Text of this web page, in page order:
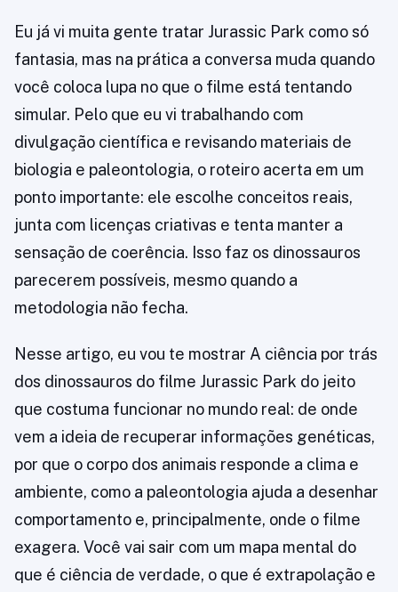
Eu já vi muita gente tratar Jurassic Park como só
fantasia, mas na prática a conversa muda quando
você coloca lupa no que o filme está tentando
simular. Pelo que eu vi trabalhando com
divulgação científica e revisando materiais de
biologia e paleontologia, o roteiro acerta em um
ponto importante: ele escolhe conceitos reais,
junta com licenças criativas e tenta manter a
sensação de coerência. Isso faz os dinossauros
parecerem possíveis, mesmo quando a
metodologia não fecha.
Nesse artigo, eu vou te mostrar A ciência por trás
dos dinossauros do filme Jurassic Park do jeito
que costuma funcionar no mundo real: de onde
vem a ideia de recuperar informações genéticas,
por que o corpo dos animais responde a clima e
ambiente, como a paleontologia ajuda a desenhar
comportamento e, principalmente, onde o filme
exagera. Você vai sair com um mapa mental do
que é ciência de verdade, o que é extrapolação e